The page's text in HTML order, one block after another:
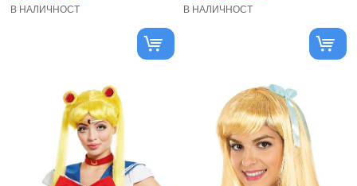
В НАЛИЧНОСТ В НАЛИЧНОСТ